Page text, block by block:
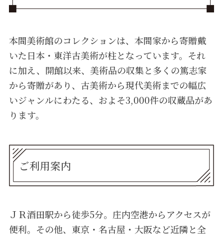
本間美術館のコレクションは、本間家から寄贈戴
いた日本・東洋古美術が柱となっています。それ
に加え、開館以来、美術品の収集と多くの篤志家
から寄贈があり、古美術から現代美術までの幅広
いジャンルにわたる、およそ3,000件の収蔵品があ
ります。
ご利用案内
ＪＲ酒田駅から徒歩5分。庄内空港からアクセスが
便利。その他、東京・名古屋・大阪など近隣と全